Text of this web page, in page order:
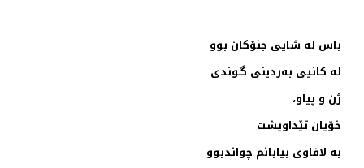
باس له‌ شایی جنۆكان بوو
له‌ كانیی به‌ردینی گـوندی
ژن و پیاو،
خۆیان تێداویشت
به‌ لافاوی بیابانم چواندبوو